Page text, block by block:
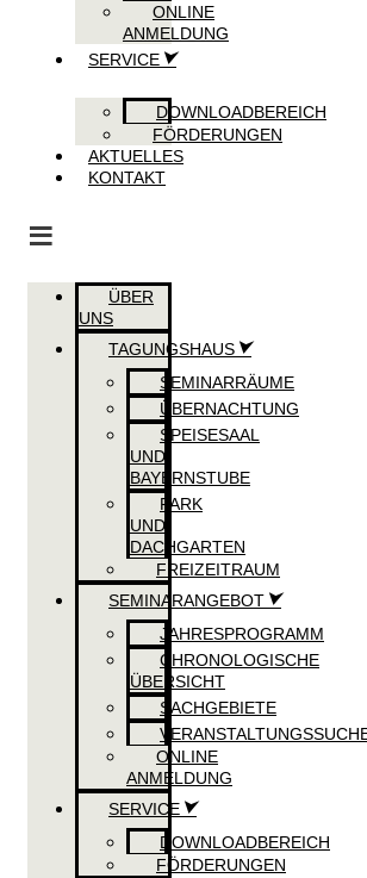
ONLINE
ANMELDUNG
SERVICE
DOWNLOADBEREICH
FÖRDERUNGEN
AKTUELLES
KONTAKT
ÜBER
UNS
TAGUNGSHAUS
SEMINARRÄUME
ÜBERNACHTUNG
SPEISESAAL
UND
BAYERNSTUBE
PARK
UND
DACHGARTEN
FREIZEITRAUM
SEMINARANGEBOT
JAHRESPROGRAMM
CHRONOLOGISCHE
ÜBERSICHT
SACHGEBIETE
ONLINE
ANMELDUNG
SERVICE
DOWNLOADBEREICH
FÖRDERUNGEN